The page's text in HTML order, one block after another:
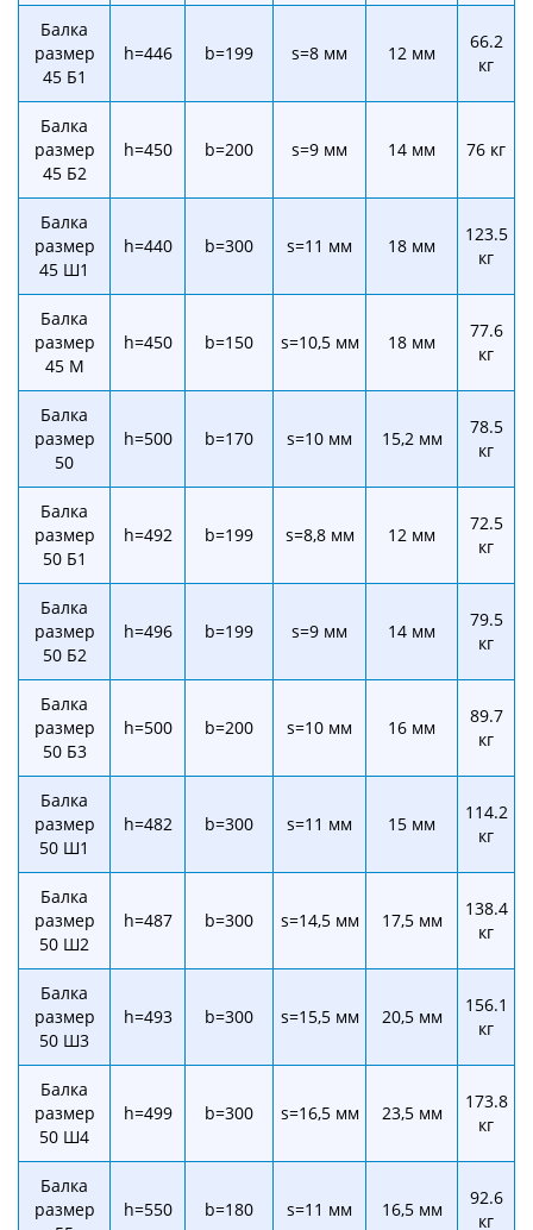
Балка
размер
45 Б1
h=446 b=199 s=8 мм 12 мм
66.2
кг
Балка
размер
45 Б2
h=450 b=200 s=9 мм 14 мм 76 кг
Балка
размер
45 Ш1
h=440 b=300 s=11 мм 18 мм
123.5
кг
Балка
размер
45 М
h=450 b=150 s=10,5 мм 18 мм
77.6
кг
Балка
размер
50
h=500 b=170 s=10 мм 15,2 мм
78.5
кг
Балка
размер
50 Б1
h=492 b=199 s=8,8 мм 12 мм
72.5
кг
Балка
размер
50 Б2
h=496 b=199 s=9 мм 14 мм
79.5
кг
Балка
размер
50 Б3
h=500 b=200 s=10 мм 16 мм
89.7
кг
Балка
размер
50 Ш1
h=482 b=300 s=11 мм 15 мм
114.2
кг
Балка
размер
50 Ш2
h=487 b=300 s=14,5 мм 17,5 мм
138.4
кг
Балка
размер
50 Ш3
h=493 b=300 s=15,5 мм 20,5 мм
156.1
кг
Балка
размер
50 Ш4
h=499 b=300 s=16,5 мм 23,5 мм
173.8
кг
Балка
размер
h=550 b=180 s=11 мм 16,5 мм
92.6
кг